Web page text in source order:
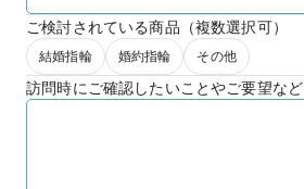
ご検討されている商品（複数選択可）
結婚指輪 婚約指輪 その他
訪問時にご確認したいことやご要望など